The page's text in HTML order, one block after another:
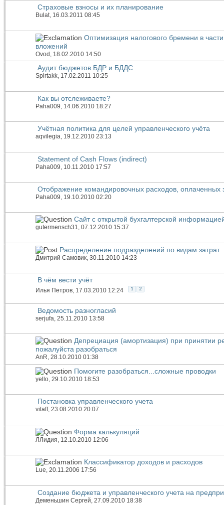
Страховые взносы и их планирование
Bulat, 16.03.2011 08:45
Оптимизация налогового бремени в
вложений
Ovod , 18.02.2010 14:50
Аудит бюджетов БДР и БДДС
Spirtakk, 17.02.2011 10:25
Как вы отслеживаете?
Paha009 , 14.06.2010 18:27
Учётная политика для целей управленческого учёта
aqvilegia, 19.12.2010 23:13
Statement of Сash Flows (indirect)
Paha009 , 10.11.2010 17:57
Отображение командировочных расходов, оплаченных
Paha009, 19.10.2010 02:20
Сайт с открытой бухгалтерской
gutermensch31, 07.12.2010 15:37
Распределение подразделений по видам затрат
Дмитрий Самовик, 30.11.2010 14:23
В чём вести учёт
Илья Петров, 17.03.2010 12:24 1 2
Ведомость разногласий
serjufa, 25.11.2010 13:58
Депрециация (амортизация) при принятии
пожалуйста разобраться
AnR, 28.10.2010 01:38
Помогите разобраться...сложные проводки
yello, 29.10.2010 18:53
Постановка управленческого учета
vitaff, 23.08.2010 20:07
Форма калькуляций
ЛЛидия , 12.10.2010 12:06
Классификатор доходов и расходов
Lue, 20.11.2006 17:56
Создание бюджета и управленческого учета на
Деменьшин Сергей , 27.09.2010 18:38